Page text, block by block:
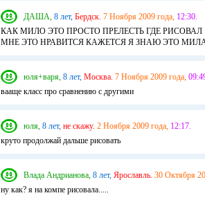
ДАША, 8 лет, Бердск. 7 Ноября 2009 года, 12:30.
КАК МИЛО ЭТО ПРОСТО ПРЕЛЕСТЬ ГДЕ РИСОВАЛ
МНЕ ЭТО НРАВИТСЯ КАЖЕТСЯ Я ЗНАЮ ЭТО
юля+варя, 8 лет, Москва. 7 Ноября 2009 года,
вааще класс про сравнению с другими
юля, 8 лет, не скажу. 2 Ноября 2009 года, 12:17.
круто продолжай дальше рисовать
Влада Андрианова, 8 лет, Ярославль. 30 Октября
ну как? я на компе рисовала.....